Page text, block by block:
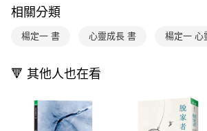
醒簡訊。
2.透過簡訊連結打開帳單後，可選擇「超商條碼／台
帳／街口支付／iPASS MONEY」等通路繳費。
1.本服務係由「台灣大哥大股份有限公司」（以下簡
用戶於交易時，得透過本服務購買商品或服務，並由
2.基於同意付款使用「大哥付你分期」之契約關係目
資料（包含姓名、電話或地址）提供予台灣大哥大
１．於結帳方式選擇「AFTEE先享後付」後，將跳
２．訂單成立數日內，您將收到繳費通知簡訊。
※ 請注意：結帳手續完成當下不需立刻繳費，但若
後付繳納相關費用。
※ 交易是否成功請以「AFTEE先享後付 」之結帳頁
是否繳費成功／繳費後需取消欲退款等相關疑問，
每筆NT$70，滿NT$800(含以上)免運費
國內宅配/郵寄 (不適用離島、海外及郵局i郵箱)
離島宅配（澎湖、金門、馬祖、小琉球；不
相關分類
楊定一 書 心靈成長 書 楊定一 心
🔻 其他人也在看